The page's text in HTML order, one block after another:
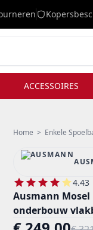
ACCESSOIRES
Home > Enkele
4.43
Ausmann Mosel
onderbouw